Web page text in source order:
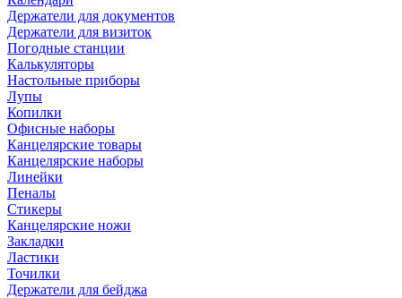
Держатели для документов
Держатели для визиток
Погодные станции
Калькуляторы
Настольные приборы
Лупы
Копилки
Офисные наборы
Канцелярские товары
Канцелярские наборы
Линейки
Пеналы
Стикеры
Канцелярские ножи
Закладки
Ластики
Точилки
Держатели для бейджа